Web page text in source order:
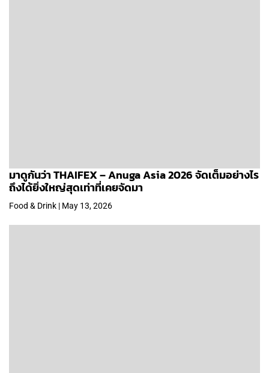
มาดูกันว่า THAIFEX – Anuga Asia 2026 จัดเต็มอย่างไร
ถึงได้ยิ่งใหญ่สุดเท่าที่เคยจัดมา
Food & Drink | May 13, 2026